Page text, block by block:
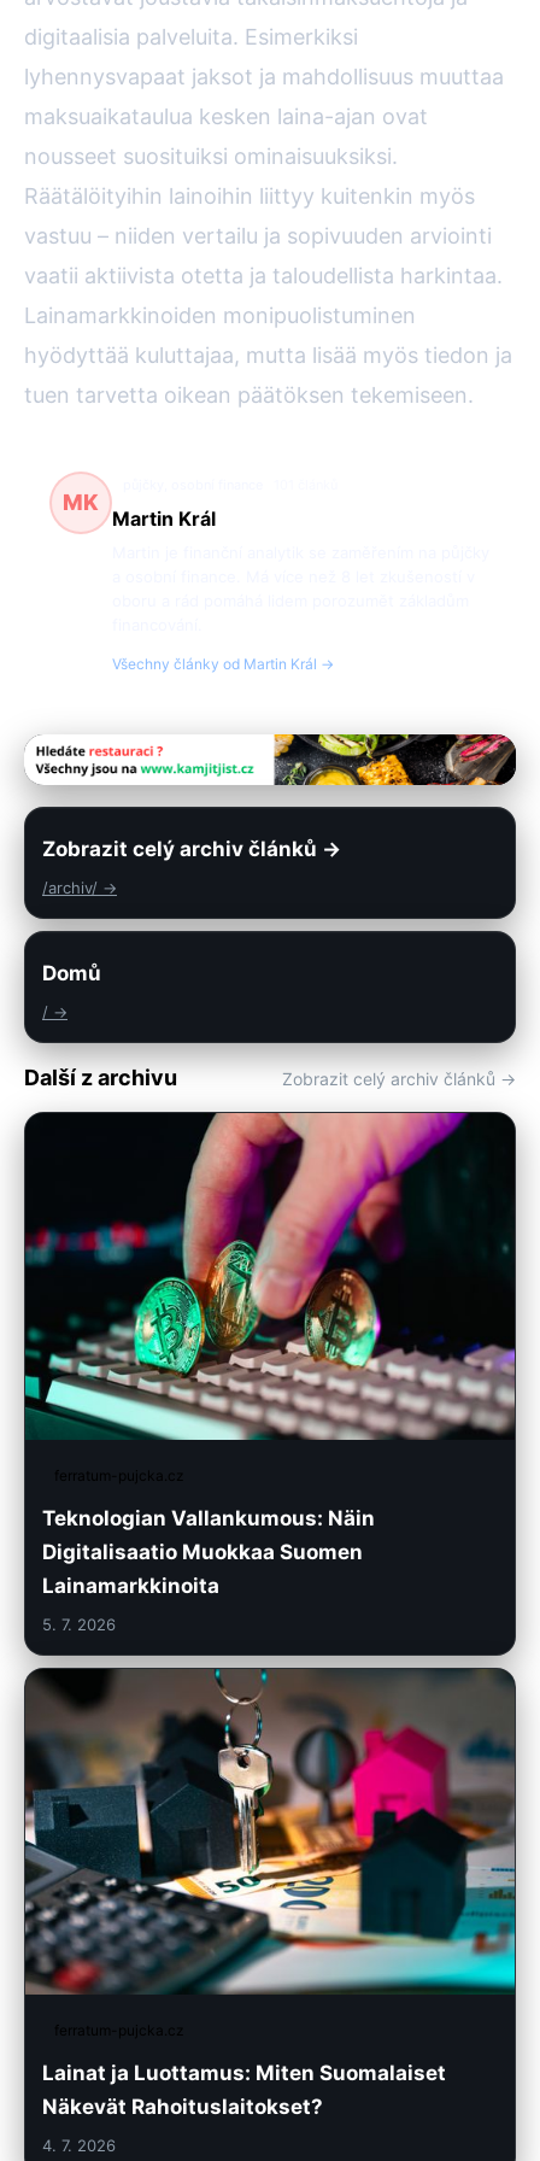
digitaalisia palveluita. Esimerkiksi
lyhennysvapaat jaksot ja mahdollisuus muuttaa
maksuaikataulua kesken laina-ajan ovat
nousseet suosituiksi ominaisuuksiksi.
Räätälöityihin lainoihin liittyy kuitenkin myös
vastuu – niiden vertailu ja sopivuuden arviointi
vaatii aktiivista otetta ja taloudellista harkintaa.
Lainamarkkinoiden monipuolistuminen
hyödyttää kuluttajaa, mutta lisää myös tiedon ja
tuen tarvetta oikean päätöksen tekemiseen.
MK
Martin Král
Všechny články od Martin Král →
Zobrazit celý archiv článků →
/archiv/ →
Domů
/ →
Další z archivu Zobrazit celý archiv článků →
ferratum-pujcka.cz
Teknologian Vallankumous: Näin
Digitalisaatio Muokkaa Suomen
Lainamarkkinoita
5. 7. 2026
ferratum-pujcka.cz
Lainat ja Luottamus: Miten Suomalaiset
Näkevät Rahoituslaitokset?
4. 7. 2026